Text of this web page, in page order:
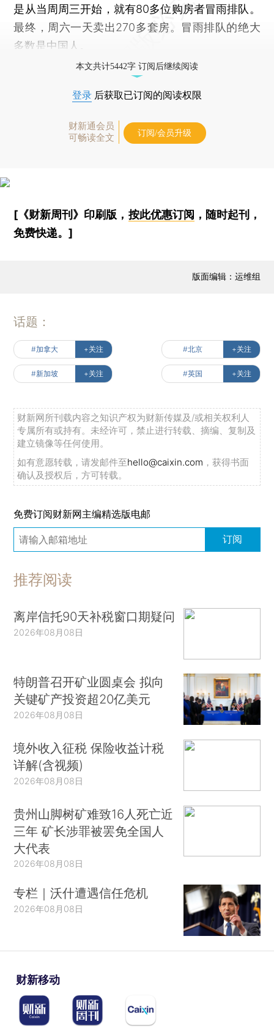
是从当周周三开始，就有80多位购房者冒雨排队。
最终，周六一天卖出270多套房。冒雨排队的绝大
多数是中国人。
本文共计5442字 订阅后继续阅读
登录 后获取已订阅的阅读权限
财新通会员
可畅读全文
订阅/会员升级
[《财新周刊》印刷版， 按此优惠订阅 ，随时起刊，
免费快递。]
版面编辑：运维组
话题：
#加拿大 +关注 #北京 +关注
#新加坡 +关注 #英国 +关注
财新网所刊载内容之知识产权为财新传媒及/或相关权利人
专属所有或持有。未经许可，禁止进行转载、摘编、复制及
建立镜像等任何使用。
如有意愿转载，请发邮件至hello@caixin.com ，获得书面
确认及授权后，方可转载。
免费订阅财新网主编精选版电邮
订阅
推荐阅读
离岸信托90天补税窗口期疑问
2026年08月08日
特朗普召开矿业圆桌会 拟向
关键矿产投资超20亿美元
2026年08月08日
境外收入征税 保险收益计税
详解(含视频)
2026年08月08日
贵州山脚树矿难致16人死亡近
三年 矿长涉罪被罢免全国人
大代表
2026年08月08日
专栏｜沃什遭遇信任危机
2026年08月08日
财新移动